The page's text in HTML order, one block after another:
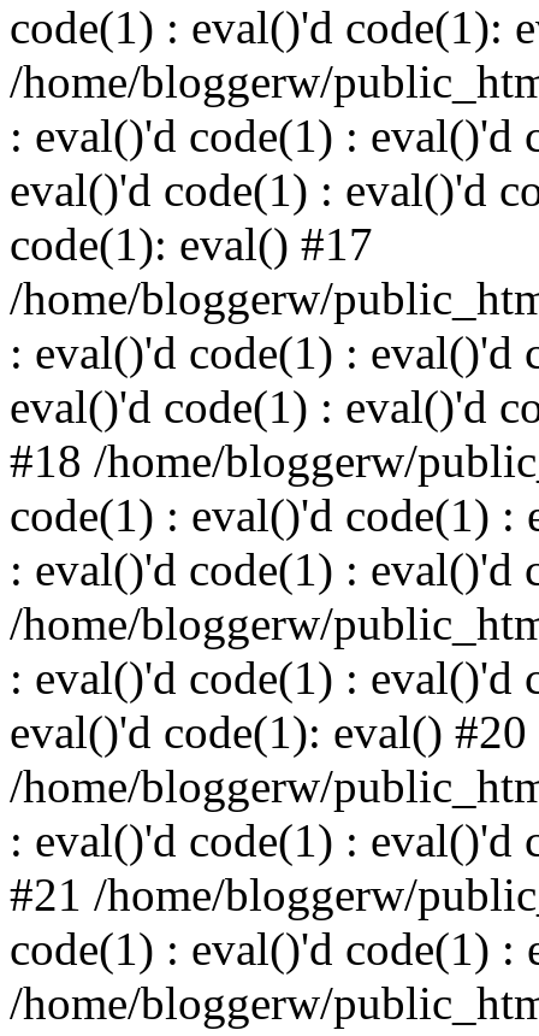
code(1) : eval()'d code(1):
/home/bloggerw/
: eval()'d code(1) : eval()'d
eval()'d code(1) : eval()'d
code(1): eval() #17
/home/bloggerw/
: eval()'d code(1) : eval()'d
eval()'d code(1) : eval()'d
#18 /home/bloggerw/
code(1) : eval()'d code(1) :
: eval()'d code(1) : eval()'d
/home/bloggerw/
: eval()'d code(1) : eval()'d
eval()'d code(1): eval() #20
/home/bloggerw/
: eval()'d code(1) : eval()'d
#21 /home/bloggerw/
code(1) : eval()'d code(1) :
/home/bloggerw/